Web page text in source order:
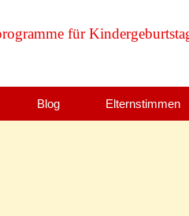
für
Blog Elternstimmen